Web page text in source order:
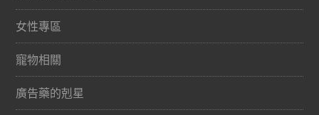
女性專區
寵物相關
廣告藥的剋星